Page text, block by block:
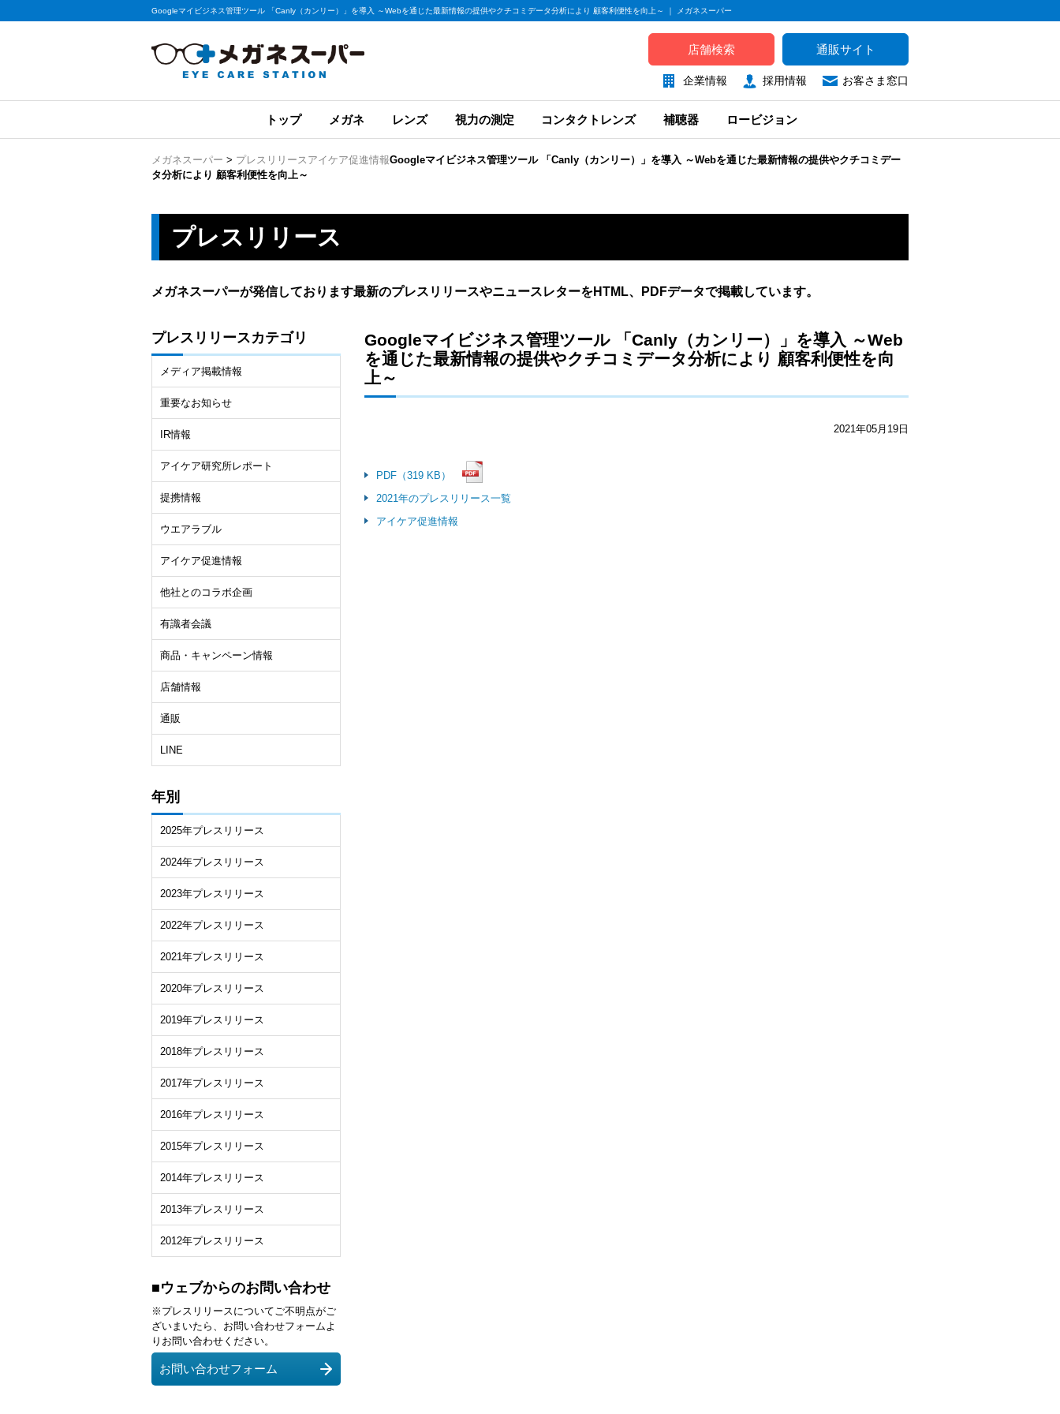
Googleマイビジネス管理ツール 「Canly（カンリー）」を導入 ～Webを通じた最新情報の提供やクチコミデータ分析により 顧客利便性を向上～ ｜ メガネスーパー
店舗検索 通販サイト
企業情報 採用情報 お客さま窓口
トップ メガネ レンズ 視力の測定 コンタクトレンズ 補聴器 ロービジョン
メガネスーパー > プレスリリース アイケア促進情報Googleマイビジネス管理ツール 「Canly（カンリー）」を導入 ～Webを通じた最新情報の提供やクチコミデー
タ分析により 顧客利便性を向上～
プレスリリース
メガネスーパーが発信しております最新のプレスリリースやニュースレターをHTML、PDFデータで掲載しています。
Googleマイビジネス管理ツール 「Canly（カンリー）」を導入 ～Web
を通じた最新情報の提供やクチコミデータ分析により 顧客利便性を向
上～
2021年05月19日
PDF（319 KB）
2021年のプレスリリース一覧
アイケア促進情報
プレスリリースカテゴリ
メディア掲載情報
重要なお知らせ
IR情報
アイケア研究所レポート
提携情報
ウエアラブル
アイケア促進情報
他社とのコラボ企画
有識者会議
商品・キャンペーン情報
店舗情報
通販
LINE
年別
2025年プレスリリース
2024年プレスリリース
2023年プレスリリース
2022年プレスリリース
2021年プレスリリース
2020年プレスリリース
2019年プレスリリース
2018年プレスリリース
2017年プレスリリース
2016年プレスリリース
2015年プレスリリース
2014年プレスリリース
2013年プレスリリース
2012年プレスリリース
■ウェブからのお問い合わせ
※プレスリリースについてご不明点がご
ざいまいたら、お問い合わせフォームよ
りお問い合わせください。
お問い合わせフォーム